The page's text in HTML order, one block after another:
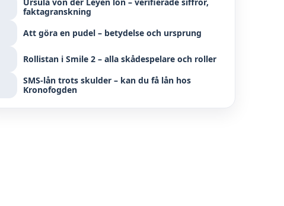
faktagranskning
Att göra en pudel – betydelse och ursprung
Rollistan i Smile 2 – alla skådespelare och roller
SMS-lån trots skulder – kan du få lån hos
Kronofogden